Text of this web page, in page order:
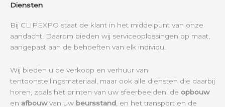
Diensten
Bij CLIPEXPO staat de klant in het middelpunt van onze
aandacht.
Daarom bieden wij serviceoplossingen op maat,
aangepast aan de behoeften van elk individu.
Wij bieden u de verkoop en verhuur van
tentoonstellingsmateriaal, maar ook alle diensten die daarbij
horen, zoals het printen van uw sfeerbeelden, de opbouw
en afbouwvan uw beursstand , en het transport en de